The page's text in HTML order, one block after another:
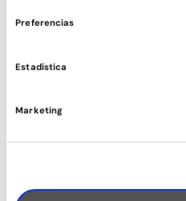
Preferencias
Estadística
Marketing